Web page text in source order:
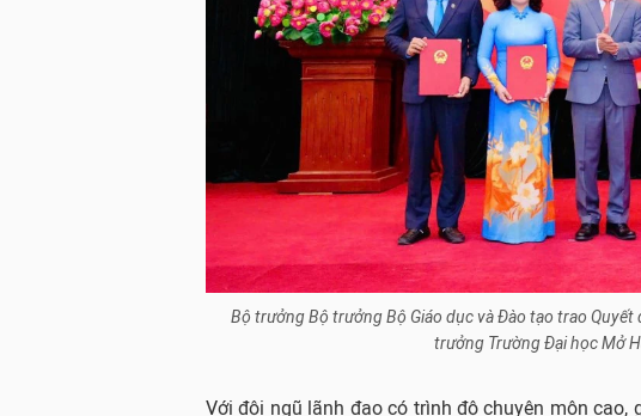
Bộ trưởng Bộ trưởng Bộ Giáo dục và Đào tạo trao
trưởng Trường Đại học Mở
Với đội ngũ lãnh đạo có trình độ chuyên môn